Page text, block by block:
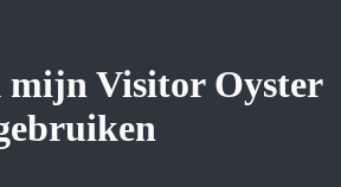
mijn Visitor Oyster